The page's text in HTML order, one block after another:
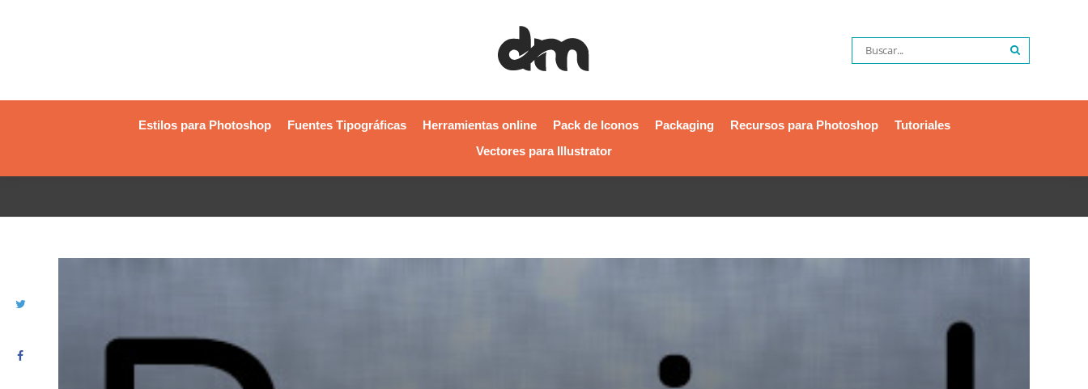
Estilos para Photoshop Fuentes Tipográficas Herramientas online Pack de Iconos Packaging Recursos para Photoshop
Tutoriales
Vectores para Illustrator